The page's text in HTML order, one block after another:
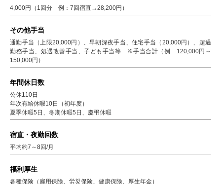
4,000円（1回分 例：7回宿直→28,200円）
その他手当
通勤手当（上限20,000円）、早朝深夜手当、住宅手当（20,000円）、超過
勤務手当、処遇改善手当、子ども手当等 ※手当合計（例 120,000円～
150,000円）
年間休日数
公休110日
年次有給休暇10日（初年度）
夏季休暇5日、冬期休暇5日、慶弔休暇
宿直・夜勤回数
平均約7～8回/月
福利厚生
各種保険（雇用保険、労災保険、健康保険、厚生年金）